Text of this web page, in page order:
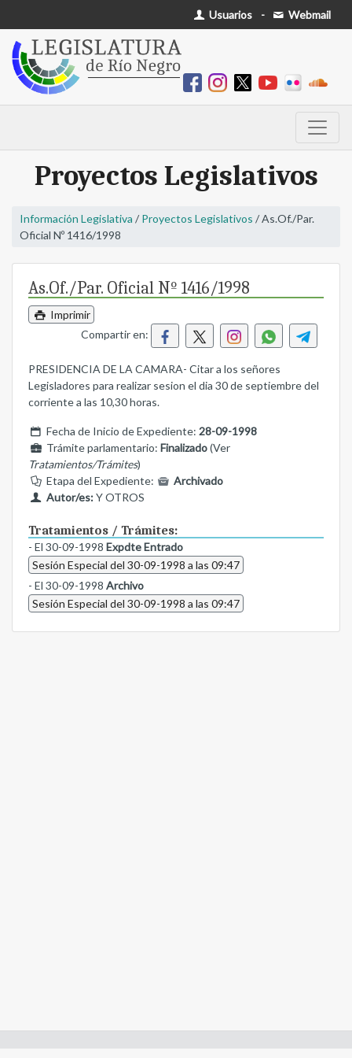
Usuarios - Webmail
Proyectos Legislativos
Información Legislativa / Proyectos Legislativos / As.Of./Par.
Oficial Nº 1416/1998
As.Of./Par. Oficial Nº 1416/1998
Imprimir
Compartir en:
PRESIDENCIA DE LA CAMARA- Citar a los señores
Legisladores para realizar sesion el dia 30 de septiembre del
corriente a las 10,30 horas.
Fecha de Inicio de Expediente: 28-09-1998
Trámite parlamentario: Finalizado(Ver
Tratamientos/Trámites)
Etapa del Expediente:
Archivado
Autor/es:Y OTROS
Tratamientos / Trámites:
- El 30-09-1998 Expdte Entrado
Sesión Especial del 30-09-1998 a las 09:47
- El 30-09-1998 Archivo
Sesión Especial del 30-09-1998 a las 09:47